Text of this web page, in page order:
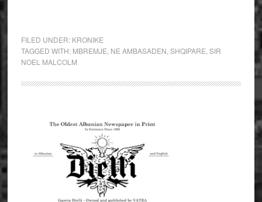
FILED UNDER: KRONIKE
TAGGED WITH: MBREMJE NE AMBASADEN SHQIPARE SIR
NOEL MALCOLM